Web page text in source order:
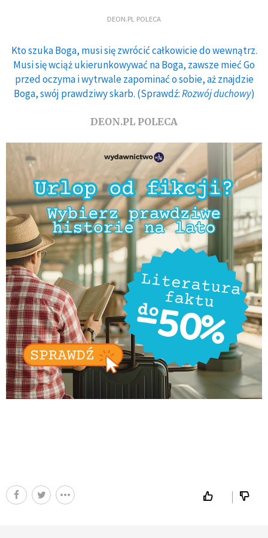
DEON.PL POLECA
Kto szuka Boga, musi się zwrócić całkowicie do wewnątrz.
Musi się wciąż ukierunkowywać na Boga, zawsze mieć Go
przed oczyma i wytrwale zapominać o sobie, aż znajdzie
Boga, swój prawdziwy skarb. (Sprawdź:Rozwój duchowy)
DEON.PL POLECA